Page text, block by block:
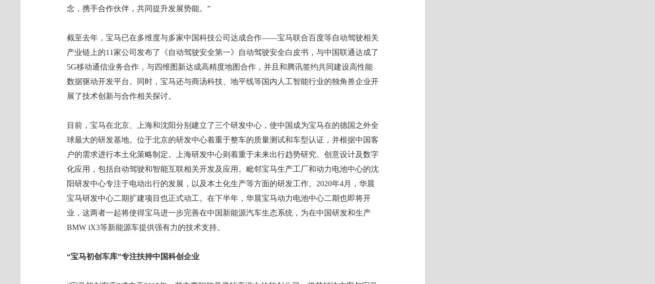
念，携手合作伙伴，共同提升发展势能。”
截至去年，宝马已在多维度与多家中国科技公司达成合作——宝马联合百度等自动驾驶相关
产业链上的11家公司发布了《自动驾驶安全第一》自动驾驶安全白皮书，与中国联通达成了
5G移动通信业务合作，与四维图新达成高精度地图合作，并且和腾讯签约共同建设高性能
数据驱动开发平台。同时，宝马还与商汤科技、地平线等国内人工智能行业的独角兽企业开
展了技术创新与合作相关探讨。
目前，宝马在北京、上海和沈阳分别建立了三个研发中心，使中国成为宝马在的德国之外全
球最大的研发基地。位于北京的研发中心着重于整车的质量测试和车型认证，并根据中国客
户的需求进行本土化策略制定。上海研发中心则着重于未来出行趋势研究、创意设计及数字
化应用，包括自动驾驶和智能互联相关开发及应用。毗邻宝马生产工厂和动力电池中心的沈
阳研发中心专注于电动出行的发展，以及本土化生产等方面的研发工作。2020年4月，华晨
宝马研发中心二期扩建项目也正式动工。在下半年，华晨宝马动力电池中心二期也即将开
业，这两者一起将使得宝马进一步完善在中国新能源汽车生态系统，为在中国研发和生产
BMW iX3等新能源车提供强有力的技术支持。
“宝马初创车库”专注扶持中国科创企业